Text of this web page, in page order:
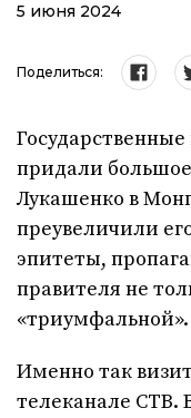
5 июня 2024
Поделиться:
придали
Лукашенко в
преувеличили
эпитеты,
правителя не
«триумфальной».
Именно так визит
телеканале СТВ.